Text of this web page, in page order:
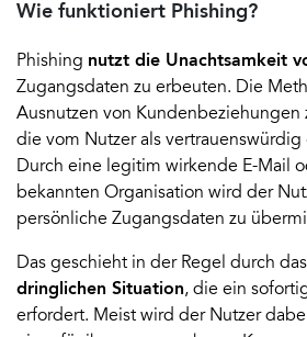
Wie funktioniert Phishing?
Phishing nutzt die Unachtsamkeit
Zugangsdaten zu erbeuten. Die
Ausnutzen von Kundenbeziehungen
die vom Nutzer als
Durch eine legitim wirkende E-Mail
bekannten Organisation wird der
persönliche Zugangsdaten zu
Das geschieht in der Regel durch das
dringlichen Situation, die ein
erfordert. Meist wird der Nutzer